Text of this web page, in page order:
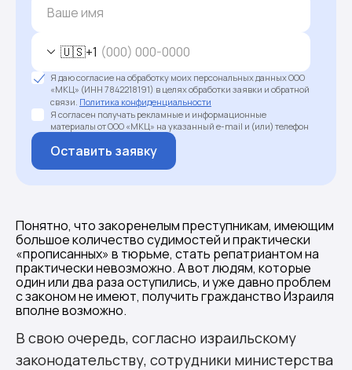
🇺🇸+1
Я даю согласие на обработку моих персональных данных ООО
«МКЦ» (ИНН 7842218191) в целях обработки заявки и обратной
связи. Политика конфиденциальности
Я согласен получать рекламные и информационные
материалы от ООО «МКЦ» на указанный e-mail и (или) телефон
Оставить заявку
Понятно, что закоренелым преступникам, имеющим
большое количество судимостей и практически
«прописанных» в тюрьме, стать репатриантом на
практически невозможно. А вот людям, которые
один или два раза оступились, и уже давно проблем
с законом не имеют, получить гражданство Израиля
вполне возможно.
В свою очередь, согласно израильскому
законодательству, сотрудники министерства